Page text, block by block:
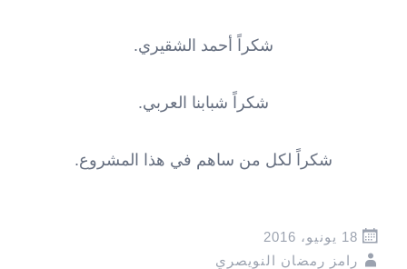
شكراً أحمد الشقيري.
شكراً شبابنا العربي.
شكراً لكل من ساهم في هذا المشروع.
18 يونيو، 2016
رامز رمضان النويصري